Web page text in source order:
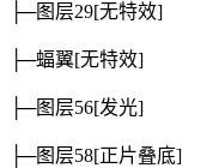
├─图层29[无特效]
├─蝠翼[无特效]
├─图层56[发光]
├─图层58[正片叠底]